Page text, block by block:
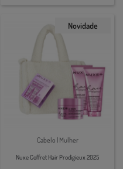
Novidade
Cabelo | Mulher
Nuxe Coffret Hair Prodigieux 2025